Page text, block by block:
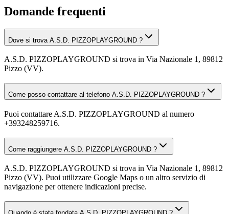
Domande frequenti
Dove si trova A.S.D. PIZZOPLAYGROUND ?
A.S.D. PIZZOPLAYGROUND si trova in Via Nazionale 1, 89812
Pizzo (VV).
Come posso contattare al telefono A.S.D. PIZZOPLAYGROUND ?
Puoi contattare A.S.D. PIZZOPLAYGROUND al numero
+393248259716.
Come raggiungere A.S.D. PIZZOPLAYGROUND ?
A.S.D. PIZZOPLAYGROUND si trova in Via Nazionale 1, 89812
Pizzo (VV). Puoi utilizzare Google Maps o un altro servizio di
navigazione per ottenere indicazioni precise.